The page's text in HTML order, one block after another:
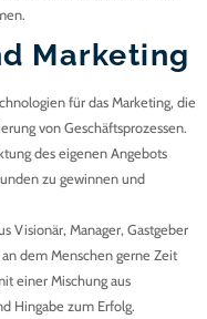
Marketing
für das Marketing, die
von Geschäftsprozessen.
des eigenen Angebots
zu gewinnen und
Visionär, Manager, Gastgeber
dem Menschen gerne Zeit
einer Mischung aus
Hingabe zum Erfolg.